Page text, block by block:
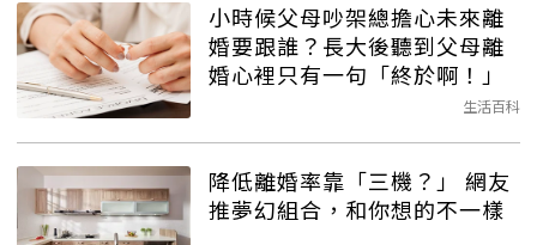
小時候父母吵架總擔心未來離
婚要跟誰？長大後聽到父母離
婚心裡只有一句「終於啊！」
生活百科
降低離婚率靠「三機？」 網友
推夢幻組合，和你想的不一樣